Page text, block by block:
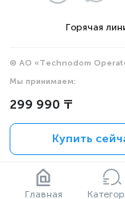
Главная
299 990 ₸
Купить
Горячая
© АО «Technodom
Мы принимаем:
Официальное уведомление